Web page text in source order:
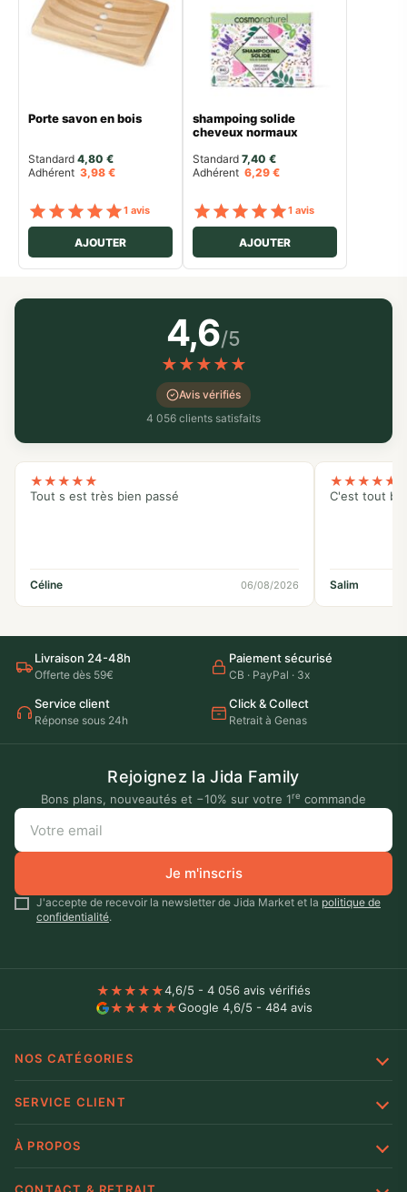
Porte savon en bois
Standard 4,80 €
Adhérent 3,98 €
Note sur 5
1 avis
AJOUTER
shampoing solide
cheveux normaux
Standard 7,40€
Adhérent6,29€
Note
1 avis
AJOUTER
4,6/5
★★★★★
Avis vérifiés
4 056 clients satisfaits
★★★★★
Tout s est très bien passé
Céline 06/08/2026
★★★★★
C'est tout
Salim
Livraison 24-48h
Offerte dès 59€
Paiement sécurisé
CB · PayPal · 3x
Service client
Réponse sous 24h
Click & Collect
Retrait à Genas
Rejoignez la Jida Family
Bons plans, nouveautés et −10% sur votre 1re commande
Je m'inscris
J'accepte de recevoir la newsletter de Jida Market et la politique de
confidentialité.
★★★★★4,6/5 - 4 056 avis vérifiés
★★★★★Google 4,6/5 - 484 avis
NOS CATÉGORIES
SERVICE CLIENT
À PROPOS